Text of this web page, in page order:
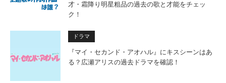
才・霜降り明星粗品の過去の歌と才能をチェッ
ク！
ドラマ
『マイ・セカンド・アオハル』にキスシーンはあ
る？広瀬アリスの過去ドラマを確認！